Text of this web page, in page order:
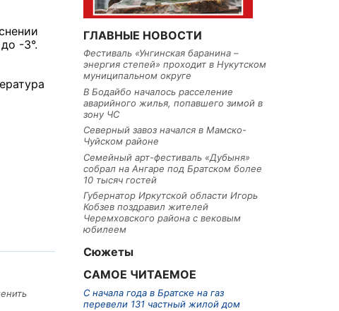
-3°.
ГЛАВНЫЕ НОВОСТИ
Фестиваль «Унгинская баранина –
энергия степей» проходит в Нукутском
муниципальном округе
В Бодайбо началось расселение
аварийного жилья, попавшего зимой в
зону ЧС
Северный завоз начался в Мамско-
Чуйском районе
Семейный арт-фестиваль «Дубыня»
собрал на Ангаре под Братском более
10 тысяч гостей
Губернатор Иркутской области Игорь
Кобзев поздравил жителей
Черемховского района с вековым
юбилеем
Сюжеты
САМОЕ ЧИТАЕМОЕ
С начала года в Братске на газ
перевели 131 частный жилой дом